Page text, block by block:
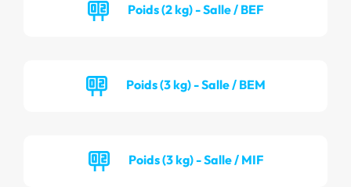
Poids (2 kg) - Salle / BEF
Poids (3 kg) - Salle / BEM
Poids (3 kg) - Salle / MIF